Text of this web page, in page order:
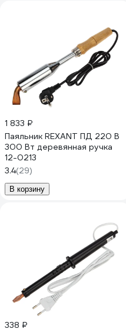
1 833 ₽
Паяльник REXANT ПД 220 В
300 Вт деревянная ручка
12-0213
3.4(29)
В корзину
338 ₽